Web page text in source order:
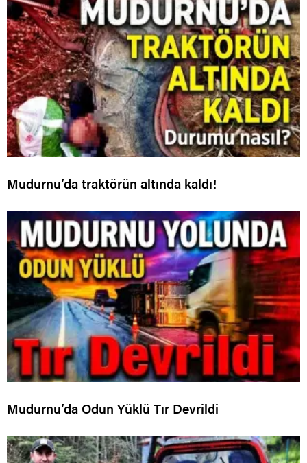
Mudurnu’da traktörün altında kaldı!
Mudurnu’da Odun Yüklü Tır Devrildi